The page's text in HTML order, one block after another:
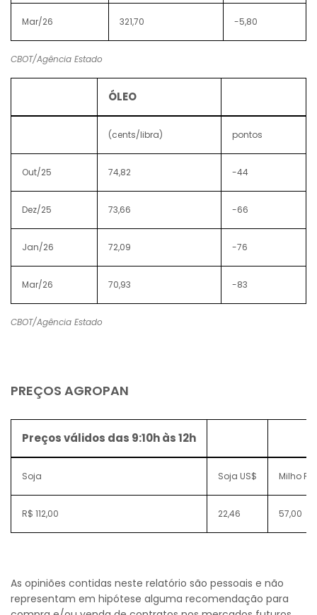
CBOT/Agência Estado
Mar/26 321,70 -5,80
CBOT/Agência Estado
ÓLEO
(cents/libra) pontos
Out/25 74,82 -44
Dez/25 73,66 -66
Jan/26 72,09 -76
Mar/26 70,93 -83
PREÇOS AGROPAN
Preços válidos das 9:10h às 12h
Soja Soja US$ Milho R$
R$ 112,00 22,46 57,00
As opiniões contidas neste relatório são pessoais e não
representam em hipótese alguma recomendação para